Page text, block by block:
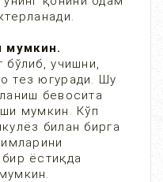
мумкин.
бўлиб, учишни,
тез югуради. Шу
бевосита
мумкин. Кўп
билан бирга
ёстиқда